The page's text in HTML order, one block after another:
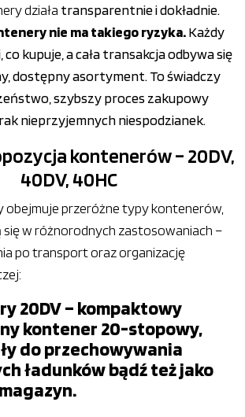
działa transparentnie i dokładnie.
nie ma takiego ryzyka.Każdy
kupuje, a cała transakcja odbywa się
dostępny asortyment. To świadczy
szybszy proces zakupowy
nieprzyjemnych niespodzianek.
kontenerów – 20DV,
40DV, 40HC
przeróżne typy kontenerów,
w różnorodnych zastosowaniach –
po transport oraz organizację
20DV – kompaktowy
kontener 20-stopowy,
do przechowywania
ładunków bądź też jako